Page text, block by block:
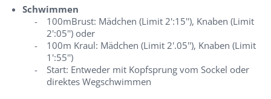
Schwimmen
-
100mBrust: Mädchen (Limit 2':15''), Knaben (Limit
2':05'') oder
-
100m Kraul: Mädchen (Limit 2'.05''), Knaben (Limit
1':55'')
-
Start: Entweder mit Kopfsprung vom Sockel oder
direktes Wegschwimmen